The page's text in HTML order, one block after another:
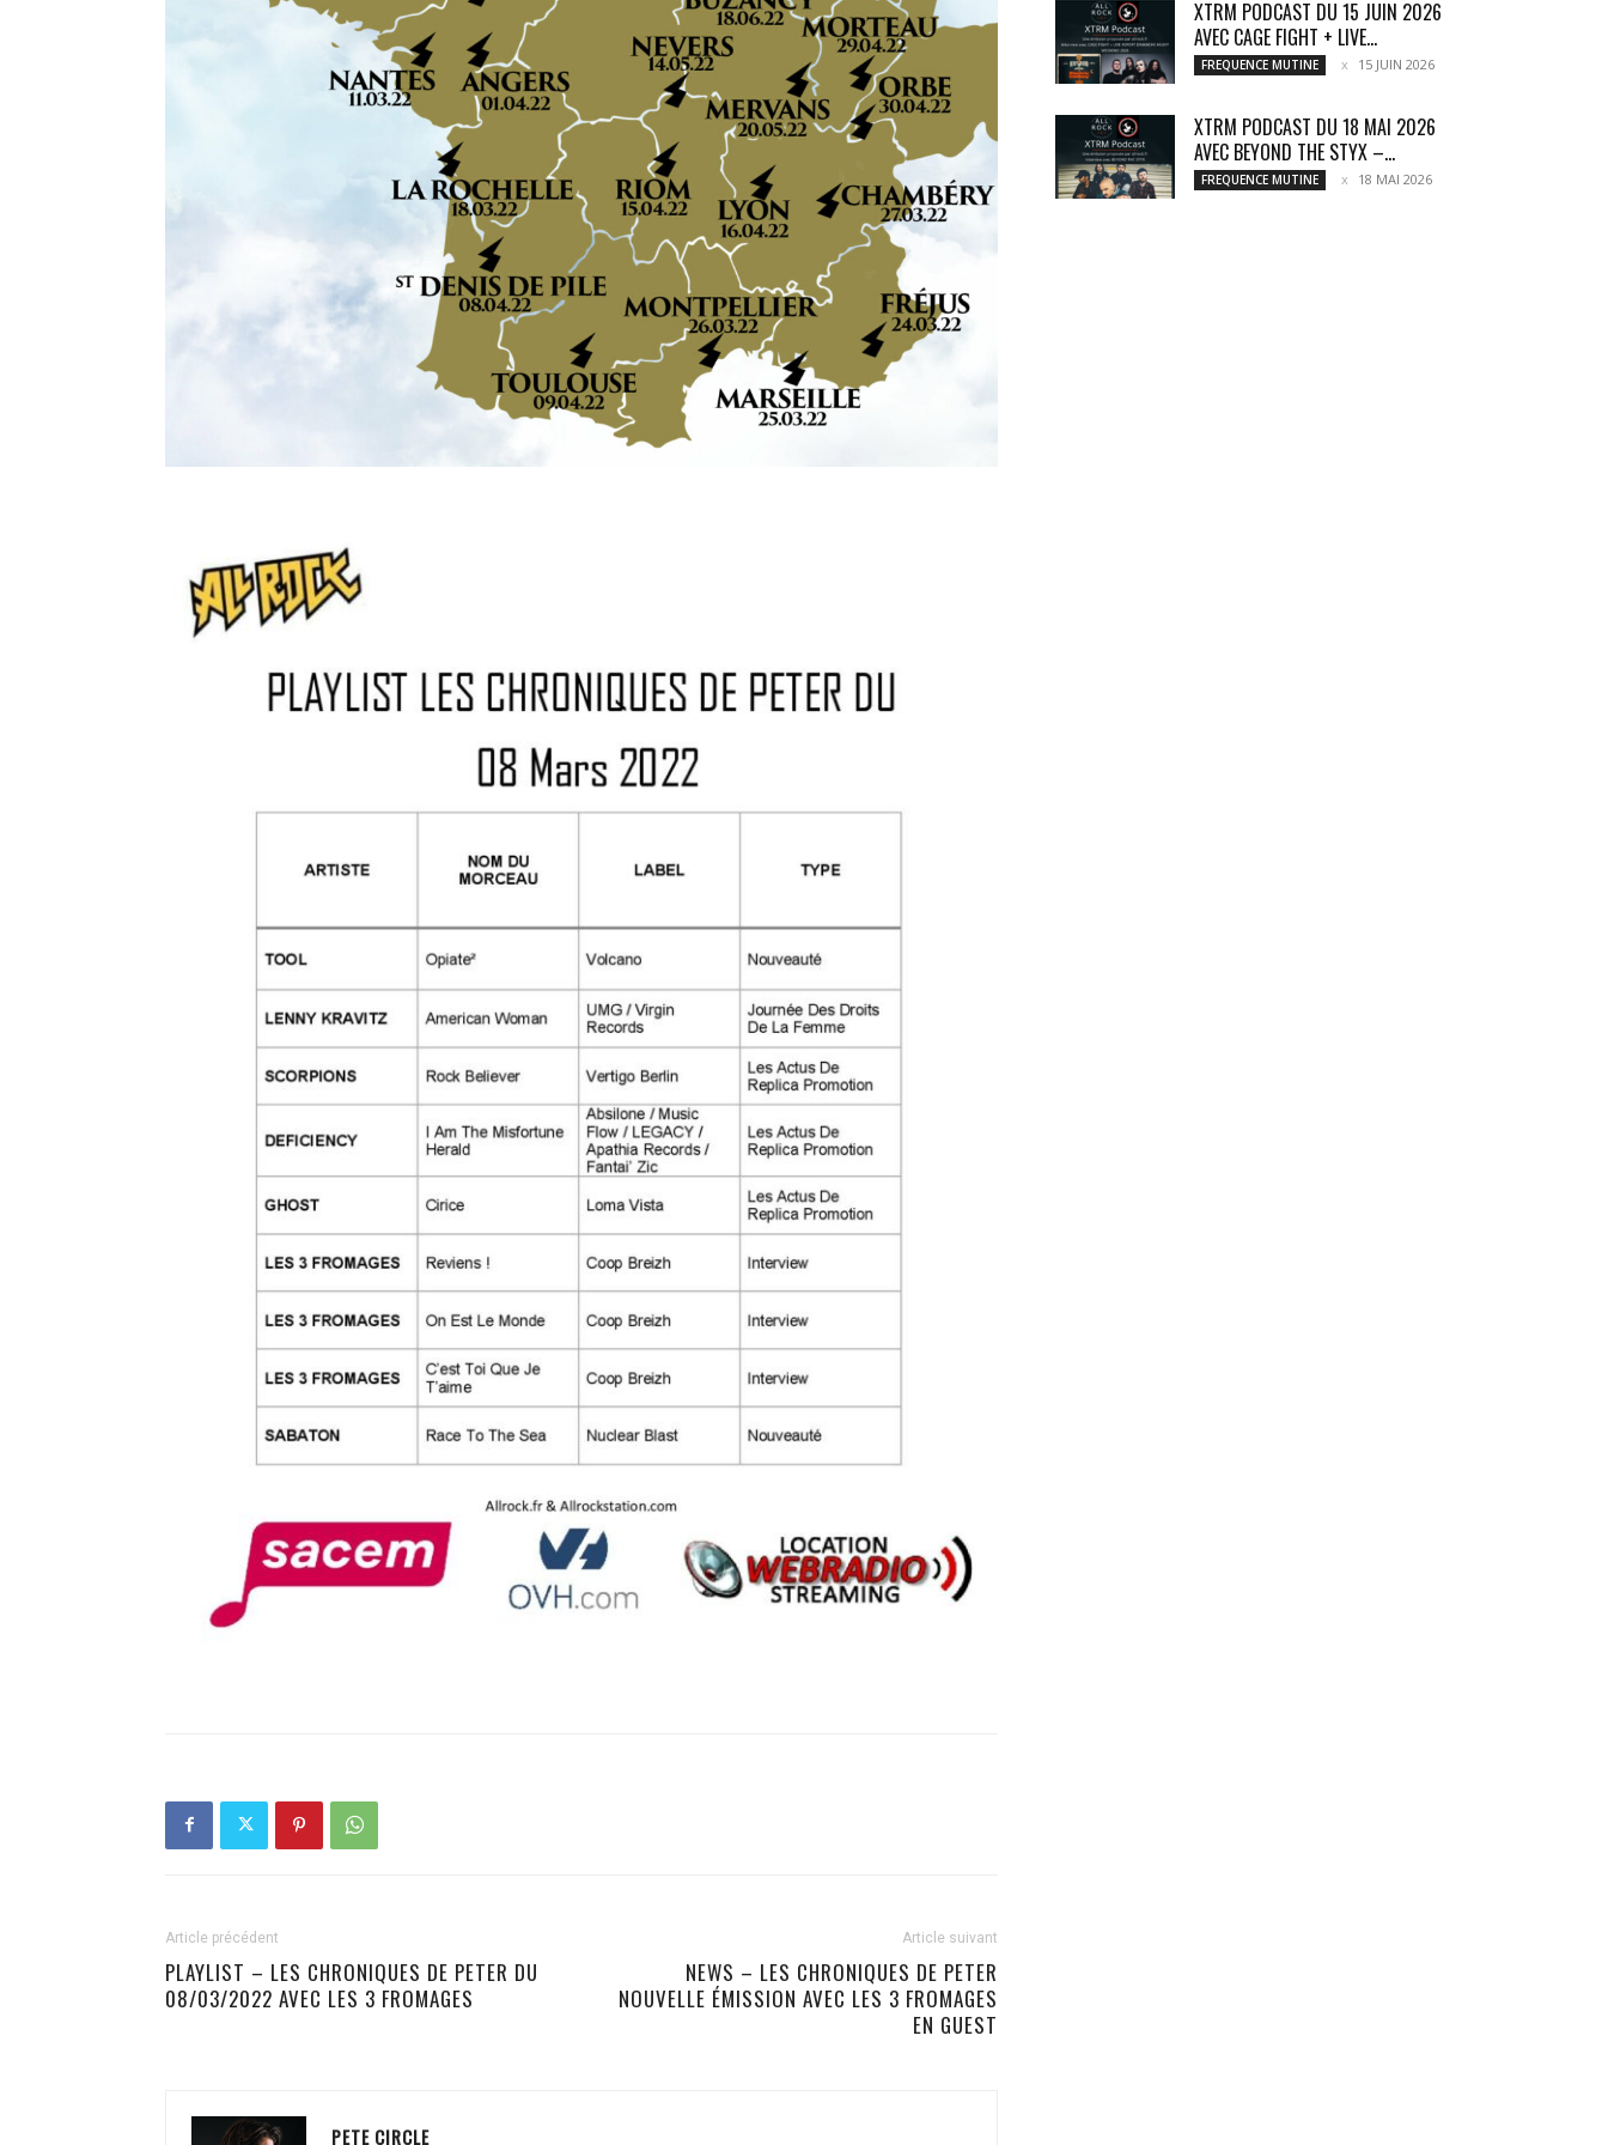
Article précédent
PLAYLIST – LES CHRONIQUES DE PETER DU
08/03/2022 AVEC LES 3 FROMAGES
Article suivant
NEWS – LES CHRONIQUES DE PETER
NOUVELLE ÉMISSION AVEC LES 3 FROMAGES
EN GUEST
PETE CIRCLE
XTRM PODCAST DU 15 JUIN 2026
AVEC CAGE FIGHT + LIVE...
FREQUENCE MUTINE 15 JUIN 2026
XTRM PODCAST DU 18 MAI 2026
AVEC BEYOND THE STYX –...
FREQUENCE MUTINE 18 MAI 2026